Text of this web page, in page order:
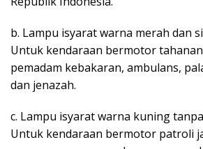
b. Lampu isyarat warna merah dan
Untuk kendaraan bermotor
pemadam kebakaran, ambulans,
dan jenazah.
c. Lampu isyarat warna kuning
Untuk kendaraan bermotor patroli